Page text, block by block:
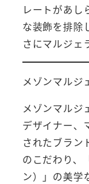
レートがあし
な装飾を排除
さにマルジェ
メゾンマルジ
メゾンマルジ
デザイナー、
されたブラン
のこだわり、
ン）」の美学